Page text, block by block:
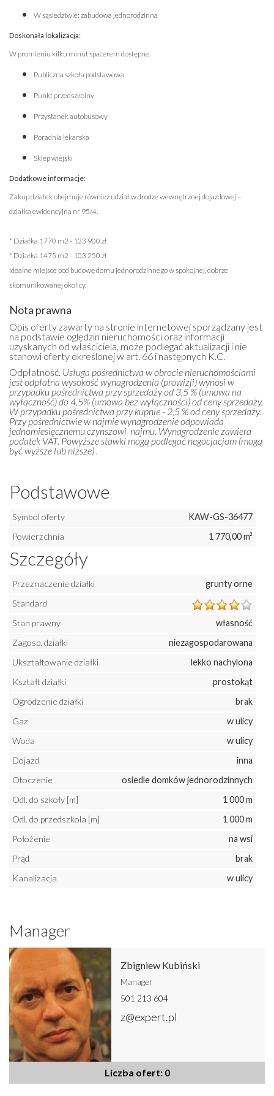
W sąsiedztwie: zabudowa jednorodzinna
Doskonała lokalizacja:
W promieniu kilku minut spacerem dostępne:
Publiczna szkoła podstawowa
Punkt przedszkolny
Przystanek autobusowy
Poradnia lekarska
Sklep wiejski
Dodatkowe informacje:
Zakup działek obejmuje również udział w drodze wewnętrznej dojazdowej –
działka ewidencyjna nr 95/4.
* Działka 1770 m2 - 123 900 zł
* Działka 1475 m2 - 103 250 zł
Idealne miejsce pod budowę domu jednorodzinnego w spokojnej, dobrze
skomunikowanej okolicy.
Nota prawna
Opis oferty zawarty na stronie internetowej sporządzany jest
na podstawie oględzin nieruchomości oraz informacji
uzyskanych od właściciela, może podlegać aktualizacji i nie
stanowi oferty określonej w art. 66 i następnych K.C.
Odpłatność. Usługa pośrednictwa w obrocie nieruchomościami
jest odpłatna wysokość wynagrodzenia (prowizji) wynosi w
przypadku pośrednictwa przy sprzedaży od 3,5 % (umowa na
wyłączność) do 4,5% (umowa bez wyłączności) od ceny sprzedaży.
W przypadku pośrednictwa przy kupnie - 2,5 % od ceny sprzedaży.
Przy pośrednictwie w najmie wynagrodzenie odpowiada
jednomiesięcznemu czynszowi najmu. Wynagrodzenie zawiera
podatek VAT. Powyższe stawki mogą podlegać negocjacjom (mogą
być wyższe lub niższe) .
Podstawowe
Symbol oferty
KAW-GS-36477
Powierzchnia
1 770,00 m²
Szczegóły
Przeznaczenie działki
grunty orne
Standard
Stan prawny
własność
Zagosp. działki
niezagospodarowana
Ukształtowanie działki
lekko nachylona
Kształt działki
prostokąt
Ogrodzenie działki
brak
Gaz
w ulicy
Woda
w ulicy
Dojazd
inna
Otoczenie
osiedle domków jednorodzinnych
Odl. do szkoły [m]
1 000 m
Odl. do przedszkola [m]
1 000 m
Położenie
na wsi
Prąd
brak
Kanalizacja
w ulicy
Manager
Zbigniew Kubiński
Manager
501 213 604
z@expert.pl
Liczba ofert: 0